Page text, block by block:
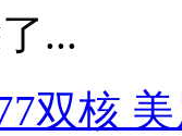
...
双核